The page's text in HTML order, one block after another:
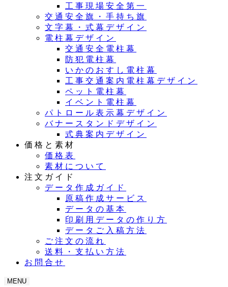
工事現場安全第一
交通安全旗・手持ち旗
文字幕・式幕デザイン
電柱幕デザイン
交通安全電柱幕
防犯電柱幕
いかのおすし電柱幕
工事交通案内電柱幕デザイン
ペット電柱幕
イベント電柱幕
パトロール表示幕デザイン
バナースタンドデザイン
式典案内デザイン
価格と素材
価格表
素材について
注文ガイド
データ作成ガイド
原稿作成サービス
データの基本
印刷用データの作り方
データご入稿方法
ご注文の流れ
送料・支払い方法
お問合せ
MENU